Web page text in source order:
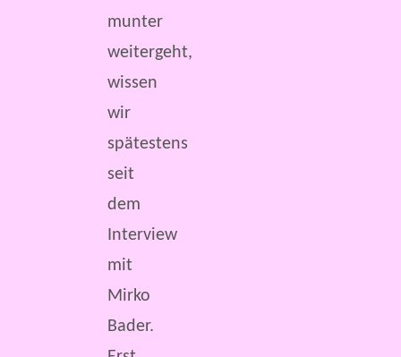
munter
weitergeht,
wissen
wir
spätestens
seit
dem
Interview
mit
Mirko
Bader.